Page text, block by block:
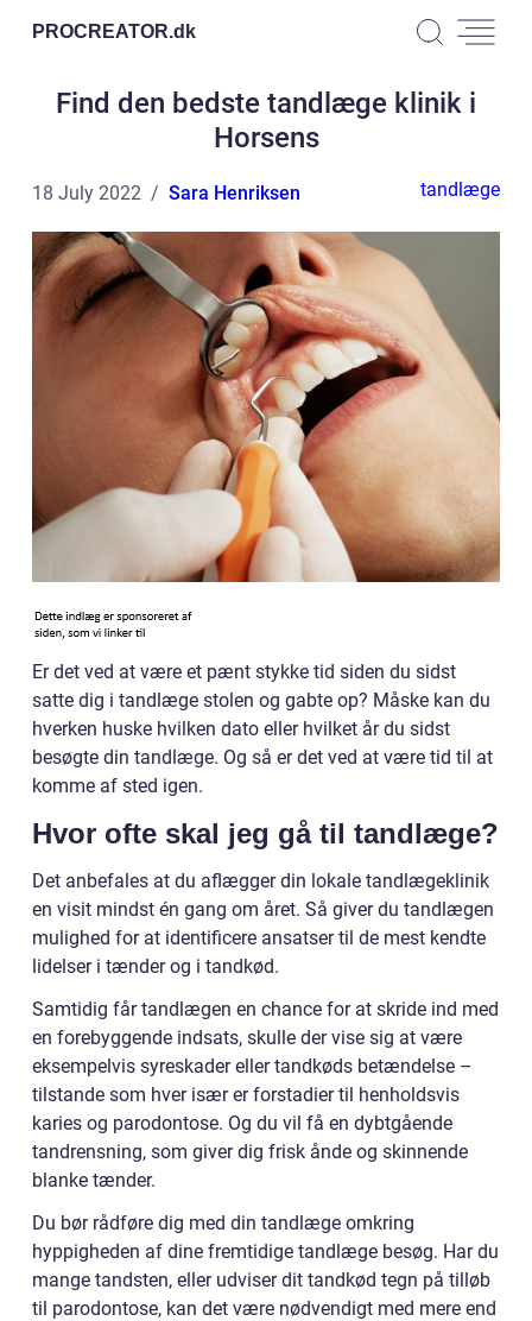
PROCREATOR.dk
Find den bedste tandlæge klinik i
Horsens
18 July 2022 Sara Henriksen tandlæge
Er det ved at være et pænt stykke tid siden du sidst
satte dig i tandlæge stolen og gabte op? Måske kan du
hverken huske hvilken dato eller hvilket år du sidst
besøgte din tandlæge. Og så er det ved at være tid til at
komme af sted igen.
Hvor ofte skal jeg gå til tandlæge?
Det anbefales at du aflægger din lokale tandlægeklinik
en visit mindst én gang om året. Så giver du tandlægen
mulighed for at identificere ansatser til de mest kendte
lidelser i tænder og i tandkød.
Samtidig får tandlægen en chance for at skride ind med
en forebyggende indsats, skulle der vise sig at være
eksempelvis syreskader eller tandkøds betændelse –
tilstande som hver især er forstadier til henholdsvis
karies og parodontose. Og du vil få en dybtgående
tandrensning, som giver dig frisk ånde og skinnende
blanke tænder.
Du bør rådføre dig med din tandlæge omkring
hyppigheden af dine fremtidige tandlæge besøg. Har du
mange tandsten, eller udviser dit tandkød tegn på tilløb
til parodontose, kan det være nødvendigt med mere end